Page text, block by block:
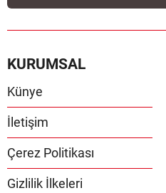
KURUMSAL
Künye
İletişim
Çerez Politikası
Gizlilik İlkeleri